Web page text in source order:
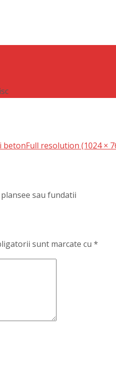
betonFull resolution (1024 ×
sau fundatii
sunt marcate cu *